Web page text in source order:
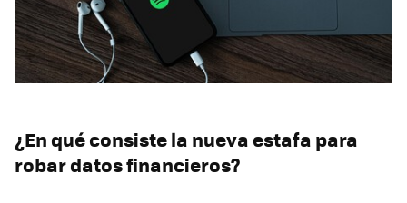
¿En qué consiste la nueva estafa para
robar datos financieros?